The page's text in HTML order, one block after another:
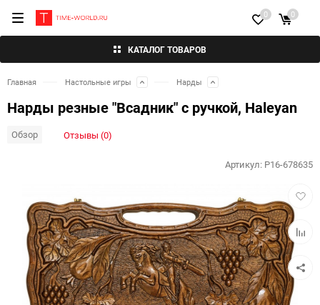
КАТАЛОГ ТОВАРОВ
0 0
Главная Настольные игры Нарды
Нарды резные "Всадник" с ручкой, Haleyan
Обзор Отзывы (0)
в
к
Артикул: P16-678635